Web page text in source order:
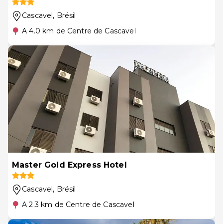
Cascavel, Brésil
A 4.0 km de Centre de Cascavel
Master Gold Express Hotel
Cascavel, Brésil
A 2.3 km de Centre de Cascavel